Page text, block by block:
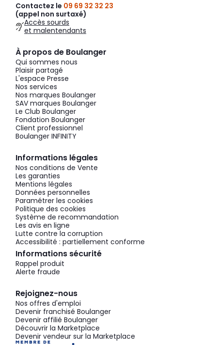
Contactez le 09 69 32 32 23
(appel non surtaxé)
Accès sourds
et malentendants
À propos de Boulanger
Qui sommes nous
Plaisir partagé
L'espace Presse
Nos services
Nos marques Boulanger
SAV marques Boulanger
Le Club Boulanger
Fondation Boulanger
Client professionnel
Boulanger INFINITY
Informations légales
Nos conditions de Vente
Les garanties
Mentions légales
Données personnelles
Paramétrer les cookies
Politique des cookies
Système de recommandation
Les avis en ligne
Lutte contre la corruption
Accessibilité : partiellement conforme
Informations sécurité
Rappel produit
Alerte fraude
Rejoignez-nous
Nos offres d'emploi
Devenir franchisé Boulanger
Devenir affilié Boulanger
Découvrir la Marketplace
Devenir vendeur sur la Marketplace